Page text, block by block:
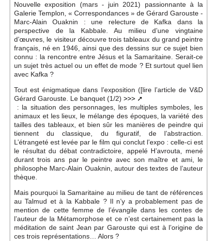
Nouvelle exposition (mars - juin 2021) passionnante à la
Galerie Templon, « Correspondances » de Gérard Garouste -
Marc-Alain Ouaknin : une relecture de Kafka dans la
perspective de la Kabbale. Au milieu d’une vingtaine
d’œuvres, le visiteur découvre trois tableaux du grand peintre
français, né en 1946, ainsi que des dessins sur ce sujet bien
connu : la rencontre entre Jésus et la Samaritaine. Serait-ce
un sujet très actuel ou un effet de mode ? Et surtout quel lien
avec Kafka ?
Tout est énigmatique dans l’exposition ([lire l’article de V&D
Gérard Garouste. Le banquet (1/2) >>>
: la situation des personnages, les multiples symboles, les
animaux et les lieux, le mélange des époques, la variété des
tailles des tableaux, et bien sûr les manières de peindre qui
tiennent du classique, du figuratif, de l’abstraction.
L’étrangeté est levée par le film qui conclut l’expo : celle-ci est
le résultat du débat contradictoire, appelé H’avrouta, mené
durant trois ans par le peintre avec son maître et ami, le
philosophe Marc-Alain Ouaknin, autour des textes de l’auteur
thèque.
Mais pourquoi la Samaritaine au milieu de tant de références
au Talmud et à la Kabbale ? Il n’y a probablement pas de
mention de cette femme de l’évangile dans les contes de
l’auteur de la Métamorphose et ce n’est certainement pas la
méditation de saint Jean par Garouste qui est à l’origine de
ces trois représentations… Alors ?